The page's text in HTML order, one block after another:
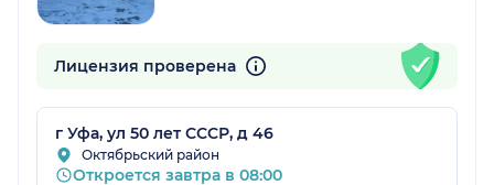
Лицензия проверена
г Уфа, ул 50 лет СССР, д 46
Октябрьский район
Откроется завтра в 08:00